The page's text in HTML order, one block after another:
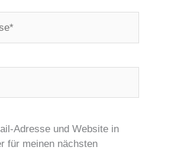
Adresse und Website in
für meinen nächsten